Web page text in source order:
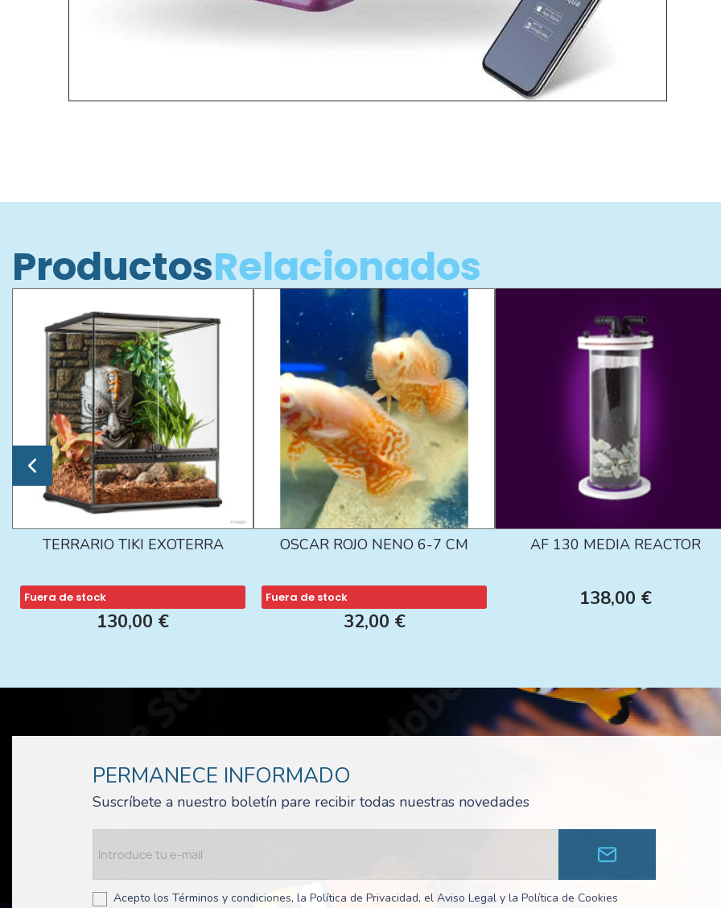
ProductosRelacionados
TERRARIO TIKI EXOTERRA
Fuera de stock
130,00 €
OSCAR ROJO NENO 6-7 CM
Fuera de stock
32,00 €
AF 130 MEDIA REACTOR
138,00 €
PERMANECE INFORMADO
Suscríbete a nuestro boletín pare recibir todas nuestras novedades
Acepto los Términos y condiciones, la Política de Privacidad, el Aviso Legal y la Política de Cookies